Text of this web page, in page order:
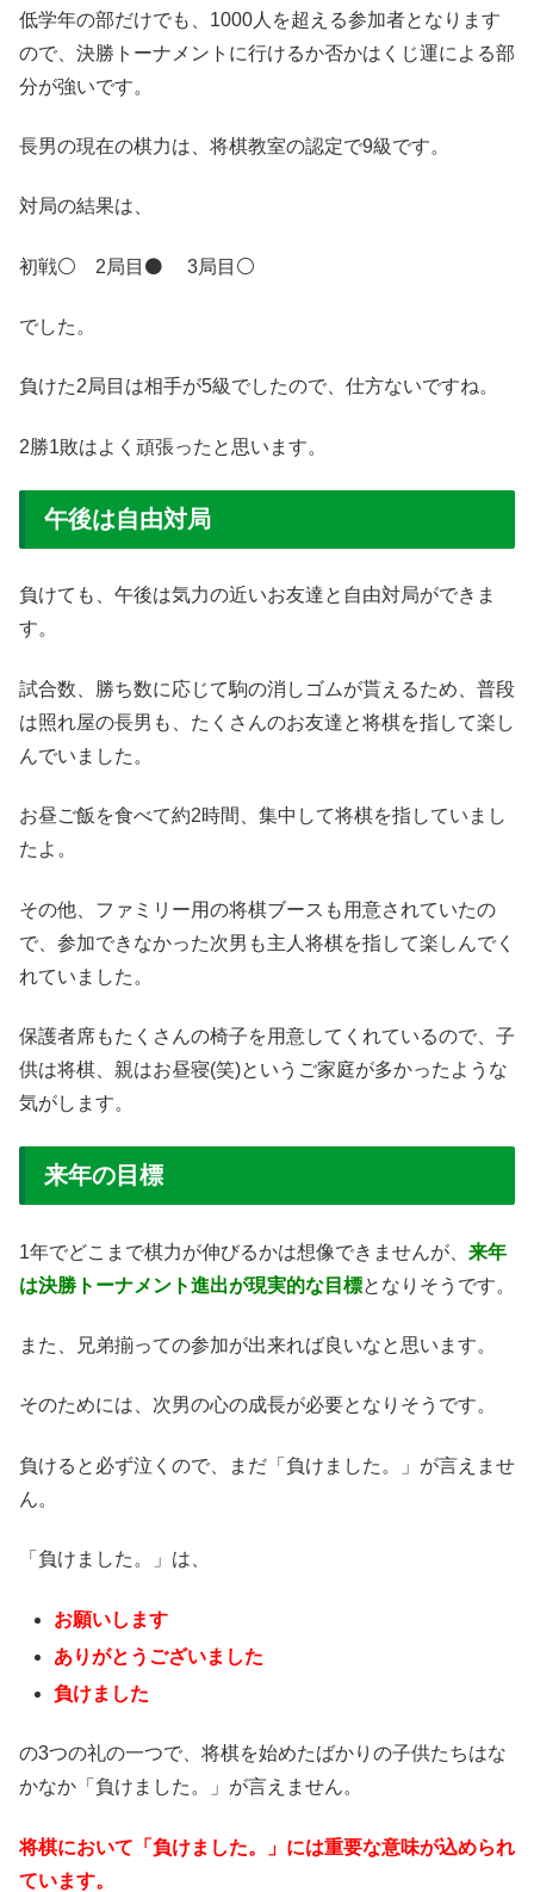
低学年の部だけでも、1000人を超える参加者となります
ので、決勝トーナメントに行けるか否かはくじ運による部
分が強いです。
長男の現在の棋力は、将棋教室の認定で9級です。
対局の結果は、
初戦⚪️ 2局目⚫️ 3局目⚪️
でした。
負けた2局目は相手が5級でしたので、仕方ないですね。
2勝1敗はよく頑張ったと思います。
午後は自由対局
負けても、午後は気力の近いお友達と自由対局ができま
す。
試合数、勝ち数に応じて駒の消しゴムが貰えるため、普段
は照れ屋の長男も、たくさんのお友達と将棋を指して楽し
んでいました。
お昼ご飯を食べて約2時間、集中して将棋を指していまし
たよ。
その他、ファミリー用の将棋ブースも用意されていたの
で、参加できなかった次男も主人将棋を指して楽しんでく
れていました。
保護者席もたくさんの椅子を用意してくれているので、子
供は将棋、親はお昼寝(笑)というご家庭が多かったような
気がします。
来年の目標
1年でどこまで棋力が伸びるかは想像できませんが、 来年
は決勝トーナメント進出が現実的な目標となりそうです。
また、兄弟揃っての参加が出来れば良いなと思います。
そのためには、次男の心の成長が必要となりそうです。
負けると必ず泣くので、まだ「負けました。」が言えませ
ん。
「負けました。」は、
お願いします
ありがとうございました
負けました
の3つの礼の一つで、将棋を始めたばかりの子供たちはな
かなか「負けました。」が言えません。
将棋において「負けました。」には重要な意味が込められ
ています。